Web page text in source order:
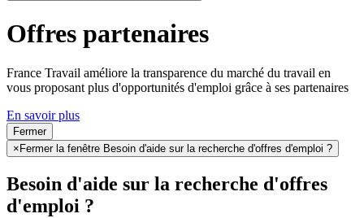
Offres partenaires
France Travail améliore la transparence du marché du travail en
vous proposant plus d'opportunités d'emploi grâce à ses partenaires
En savoir plus
Fermer
× Fermer la fenêtre Besoin d'aide sur la recherche d'offres d'emploi ?
Besoin d'aide sur la recherche d'offres
d'emploi ?